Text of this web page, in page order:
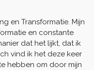
en Transformatie. Mijn
en constante
dat het lijkt, dat ik
vind ik het deze keer
hebben om door mijn